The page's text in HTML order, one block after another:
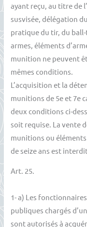
ayant reçu, au titre de
susvisée, délégation
pratique du tir, du ball-
armes, éléments
munition ne peuvent
mêmes conditions.
L’acquisition et la
munitions de 5e et 7e
deux conditions ci-
soit requise. La vente
munitions ou
de seize ans est
Art. 25.
1- a) Les
publiques chargés
sont autorisés à